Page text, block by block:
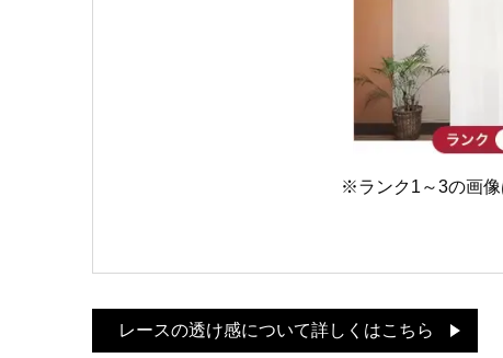
※ランク1～3の画像
レースの透け感について詳しくはこちら